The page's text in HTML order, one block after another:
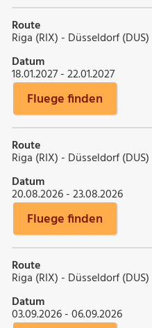
Route
Riga (RIX) - Düsseldorf (DUS)
Datum
18.01.2027 - 22.01.2027
Fluege finden
Route
Riga (RIX) - Düsseldorf (DUS)
Datum
20.08.2026 - 23.08.2026
Fluege finden
Route
Riga (RIX) - Düsseldorf (DUS)
Datum
03.09.2026 - 06.09.2026